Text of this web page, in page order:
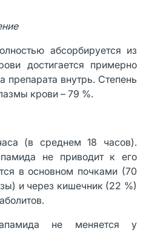
абсорбируется из
достигается примерно
препарата внутрь. Степень
крови – 79 %.
(в среднем 18 часов).
не приводит к его
в основном почками (70
и через кишечник (22 %)
не меняется у